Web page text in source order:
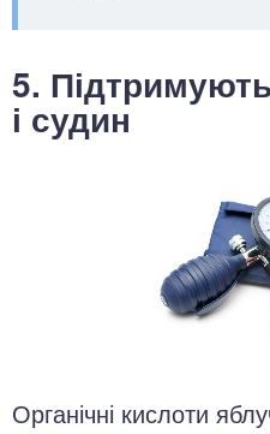
5.
і судин
Органічні кислоти